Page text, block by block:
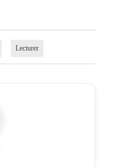
Lecturer